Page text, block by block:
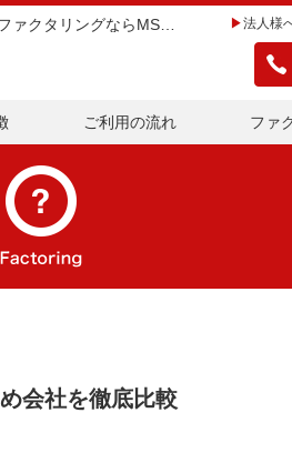
法人様
ご利用の流れ ファ
会社を徹底比較